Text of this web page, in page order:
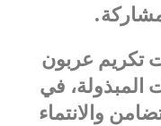
تكريم عربون
المبذولة، في
والانتماء